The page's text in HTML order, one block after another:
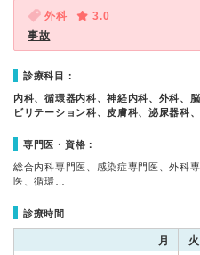
外科
3.0
事故
診療科目：
内科、循環器内科、神経内科、外科、
ビリテーション科、皮膚科、泌尿器科
専門医・資格：
総合内科専門医、感染症専門医、外科
医、循環…
診療時間
月 火